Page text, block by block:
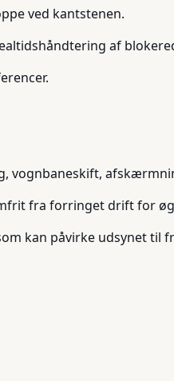
ved kantstenen.
af
vognbaneskift,
fra forringet drift for
kan påvirke udsynet til